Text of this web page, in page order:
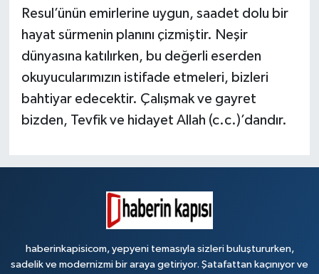
Resul’ünün emirlerine uygun, saadet dolu bir
hayat sürmenin planını çizmiştir. Neşir
dünyasına katılırken, bu değerli eserden
okuyucularımızın istifade etmeleri, bizleri
bahtiyar edecektir. Çalışmak ve gayret
bizden, Tevfik ve hidayet Allah (c.c.)’dandır.
haberinkapisicom, yepyeni temasıyla sizleri buluştururken,
sadelik ve modernizmi bir araya getiriyor. Şatafattan kaçınıyor ve